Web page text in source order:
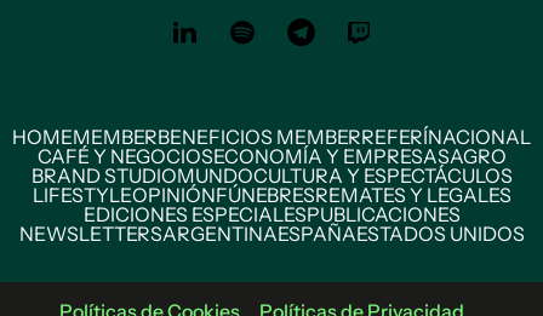
HOMEMEMBERBENEFICIOS MEMBERREFERÍNACIONAL
CAFÉ Y NEGOCIOSECONOMÍA Y EMPRESASAGRO
BRAND STUDIOMUNDOCULTURA Y ESPECTÁCULOS
LIFESTYLEOPINIÓNFÚNEBRESREMATES Y LEGALES
EDICIONES ESPECIALESPUBLICACIONES
NEWSLETTERSARGENTINAESPAÑAESTADOS UNIDOS
Políticas de Cookies Políticas de Privacidad